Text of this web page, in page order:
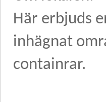
Här erbjuds
inhägnat
containrar.